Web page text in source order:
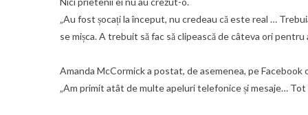
„Au fost șocați la început, nu credeau că este real …
se mișca. A trebuit să fac să clipească de câteva ori pentru
Amanda McCormick a postat, de asemenea, pe
„Am primit atât de multe apeluri telefonice și mesaje…